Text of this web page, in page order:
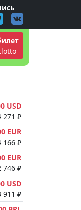
USD
271 ₽
EUR
166 ₽
EUR
746 ₽
USD
911 ₽